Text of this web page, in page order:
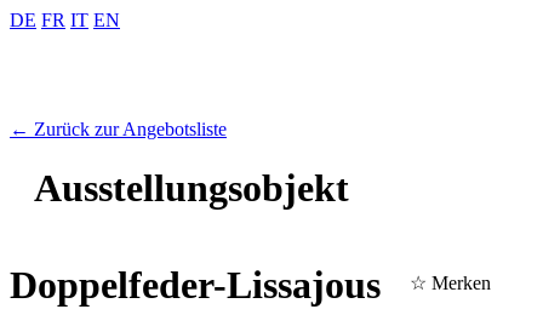
DE FR IT EN
← Zurück zur Angebotsliste
Ausstellungs­objekt
Doppelfeder-Lissajous ☆ Merken